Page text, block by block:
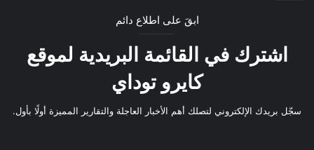
ابقَ على اطلاع دائم
اشترك في القائمة البريدية لموقع
كايرو توداي
سجّل بريدك الإلكتروني لتصلك أهم الأخبار العاجلة والتقارير المميزة أولًا بأول.